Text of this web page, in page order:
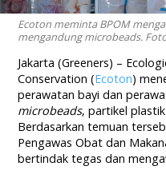
Ecoton meminta BPOM
mengandung microbeads.
Jakarta (Greeners) –
Conservation (Ecoton)
perawatan bayi dan
microbeads, partikel
Berdasarkan temuan
Pengawas Obat dan
bertindak tegas dan